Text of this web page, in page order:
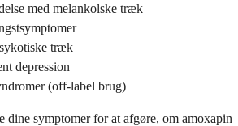
med melankolske træk
træk
depression
(off-label brug)
symptomer for at afgøre, om amoxapin